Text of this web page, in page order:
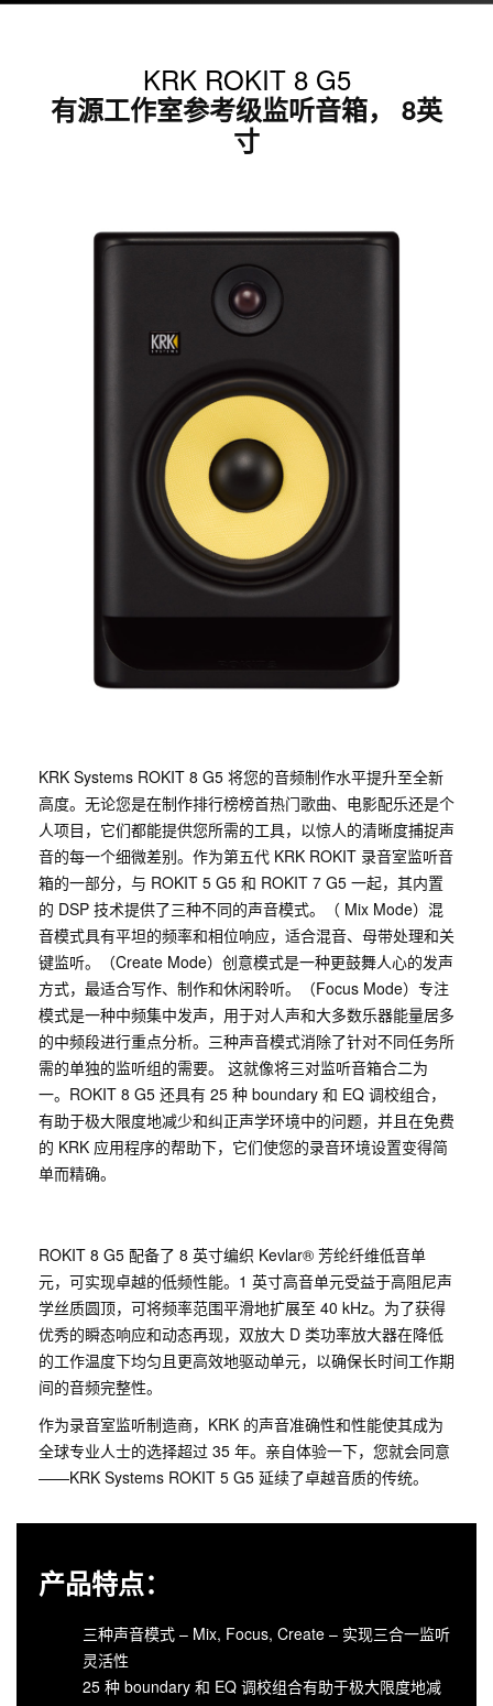
KRK ROKIT 8 G5
有源工作室参考级监听音箱， 8英
寸
KRK Systems ROKIT 8 G5 将您的音频制作水平提升至全新
高度。无论您是在制作排行榜榜首热门歌曲、电影配乐还是个
人项目，它们都能提供您所需的工具，以惊人的清晰度捕捉声
音的每一个细微差别。作为第五代 KRK ROKIT 录音室监听音
箱的一部分，与 ROKIT 5 G5 和 ROKIT 7 G5 一起，其内置
的 DSP 技术提供了三种不同的声音模式。（ Mix Mode）混
音模式具有平坦的频率和相位响应，适合混音、母带处理和关
键监听。（Create Mode）创意模式是一种更鼓舞人心的发声
方式，最适合写作、制作和休闲聆听。（Focus Mode）专注
模式是一种中频集中发声，用于对人声和大多数乐器能量居多
的中频段进行重点分析。三种声音模式消除了针对不同任务所
需的单独的监听组的需要。 这就像将三对监听音箱合二为
一。ROKIT 8 G5 还具有 25 种 boundary 和 EQ 调校组合，
有助于极大限度地减少和纠正声学环境中的问题，并且在免费
的 KRK 应用程序的帮助下，它们使您的录音环境设置变得简
单而精确。
ROKIT 8 G5 配备了 8 英寸编织 Kevlar® 芳纶纤维低音单
元，可实现卓越的低频性能。1 英寸高音单元受益于高阻尼声
学丝质圆顶，可将频率范围平滑地扩展至 40 kHz。为了获得
优秀的瞬态响应和动态再现，双放大 D 类功率放大器在降低
的工作温度下均匀且更高效地驱动单元，以确保长时间工作期
间的音频完整性。
作为录音室监听制造商，KRK 的声音准确性和性能使其成为
全球专业人士的选择超过 35 年。亲自体验一下，您就会同意
——KRK Systems ROKIT 5 G5 延续了卓越音质的传统。
产品特点：
三种声音模式 – Mix, Focus, Create – 实现三合一监听
灵活性
25 种 boundary 和 EQ 调校组合有助于极大限度地减